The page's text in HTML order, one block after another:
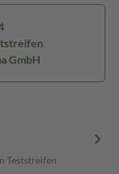
GmbH
Teststreifen